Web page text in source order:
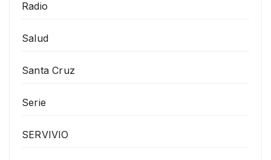
Radio
Salud
Santa Cruz
Serie
SERVIVIO